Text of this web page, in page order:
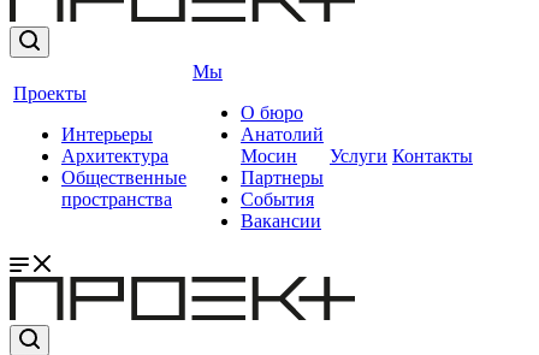
Проекты
Интерьеры
Архитектура
Общественные
пространства
Мы
О бюро
Анатолий
Мосин
Партнеры
События
Вакансии
Услуги Контакты